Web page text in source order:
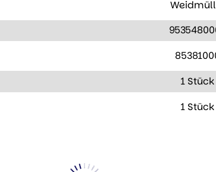
1 Stück
1 Stück